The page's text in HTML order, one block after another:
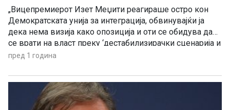
„Вицепремиерот Изет Меџити реагираше остро кон
Демократската унија за интеграција, обвинувајќи ја
дека нема визија како опозиција и оти се обидува да
се врати на власт преку ‘дестабилизирачки сценарија и
меѓуетничка омраза’.“ – објави информативната
наведува: Според Меџити, „зад овие сценарија стои и
со нив раководи ‘шефот во […]
пред 1 година